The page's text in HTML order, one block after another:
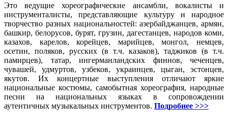
Это ведущие хореографические ансамбли, вокалисты и
инструменталисты, представляющие культуру и народное
творчество разных национальностей: азербайджанцев, армян,
башкир, белорусов, бурят, грузин, дагестанцев, народов коми,
казахов, карелов, корейцев, марийцев, монгол, немцев,
осетин, поляков, русских (в т.ч. казаков), таджиков (в т.ч.
памирцев), татар, ингерманландских финнов, чеченцев,
чувашей, удмуртов, узбеков, украинцев, цыган, эстонцев,
якутов. Их концертные выступления отличают яркие
национальные костюмы, самобытная хореография, народные
песни на национальных языках в сопровождении
аутентичных музыкальных инструментов. Подробнее >>>